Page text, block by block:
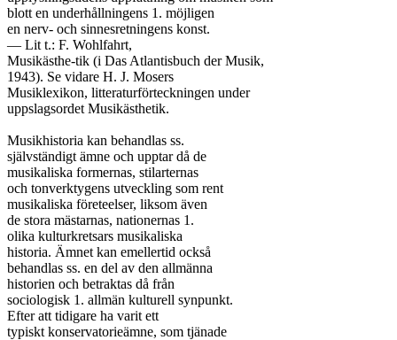
blott en underhållningens 1. möjligen
en nerv- och sinnesretningens konst.
— Lit t.: F. Wohlfahrt,
Musikästhe-tik (i Das Atlantisbuch der Musik,
1943). Se vidare H. J. Mosers
Musiklexikon, litteraturförteckningen under
uppslagsordet Musikästhetik.
Musikhistoria kan behandlas ss.
självständigt ämne och upptar då de
musikaliska formernas, stilarternas
och tonverktygens utveckling som rent
musikaliska företeelser, liksom även
de stora mästarnas, nationernas 1.
olika kulturkretsars musikaliska
historia. Ämnet kan emellertid också
behandlas ss. en del av den allmänna
historien och betraktas då från
sociologisk 1. allmän kulturell synpunkt.
Efter att tidigare ha varit ett
typiskt konservatorieämne, som tjänade